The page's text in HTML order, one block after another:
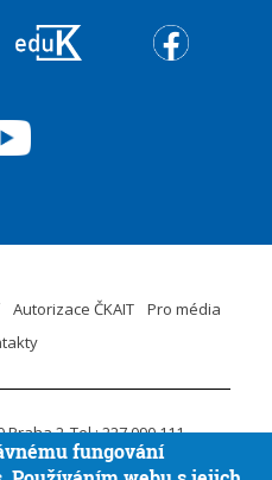
Autorizace ČKAIT
Pro média
Praha 2 Tel.: 227 090 111
Ochrana osobních údajů
fungování